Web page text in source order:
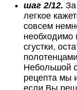
шаг 2/12.
легкое
совсем
необходимо
сгустки,
Небольшой
рецепта мы